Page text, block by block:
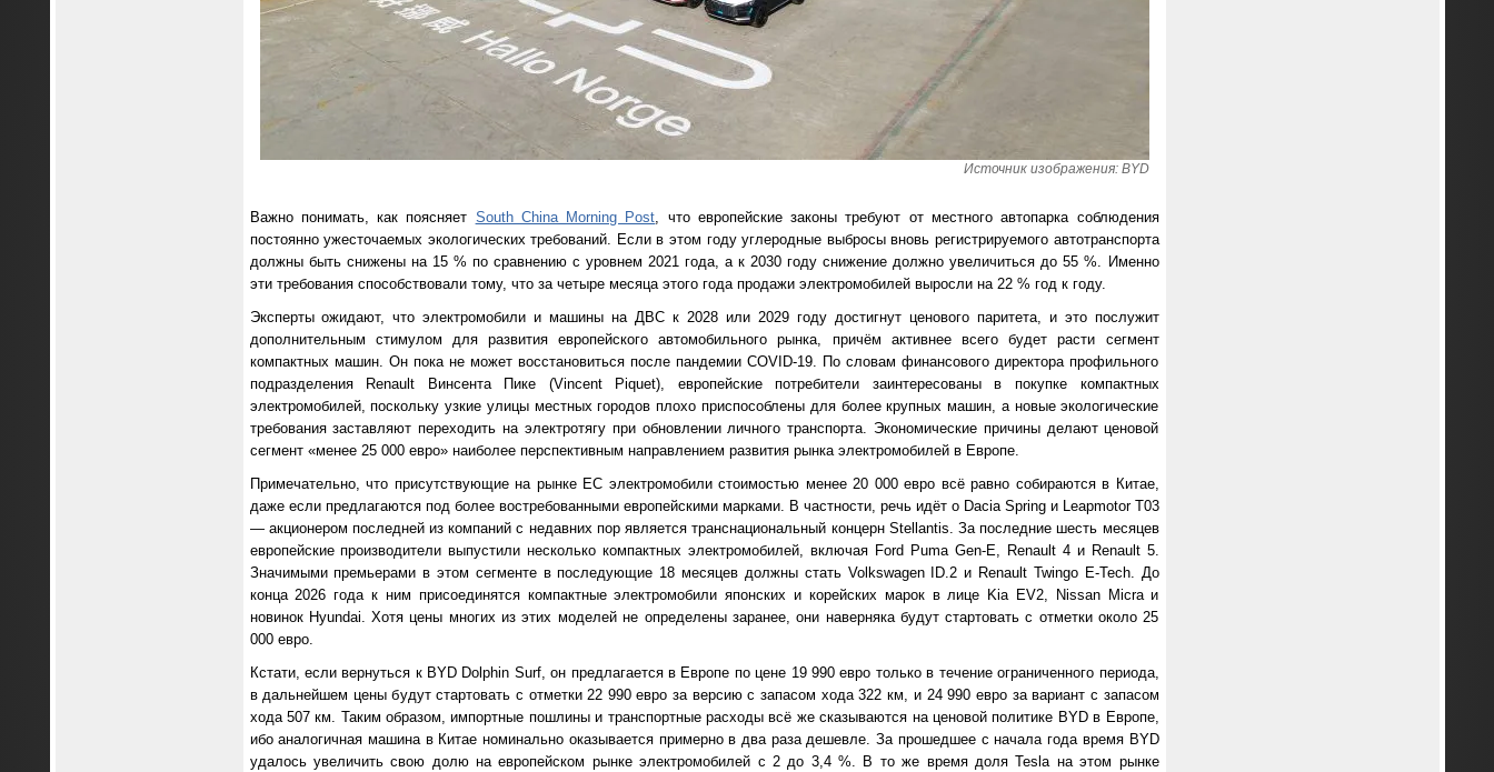
Источник изображения: BYD
Важно понимать, как поясняет South China Morning Post, что европейские законы требуют от местного автопарка соблюдения
постоянно ужесточаемых экологических требований. Если в этом году углеродные выбросы вновь регистрируемого автотранспорта
должны быть снижены на 15 % по сравнению с уровнем 2021 года, а к 2030 году снижение должно увеличиться до 55 %. Именно
эти требования способствовали тому, что за четыре месяца этого года продажи электромобилей выросли на 22 % год к году.
Эксперты ожидают, что электромобили и машины на ДВС к 2028 или 2029 году достигнут ценового паритета, и это послужит
дополнительным стимулом для развития европейского автомобильного рынка, причём активнее всего будет расти сегмент
компактных машин. Он пока не может восстановиться после пандемии COVID-19. По словам финансового директора профильного
подразделения Renault Винсента Пике (Vincent Piquet), европейские потребители заинтересованы в покупке компактных
электромобилей, поскольку узкие улицы местных городов плохо приспособлены для более крупных машин, а новые экологические
требования заставляют переходить на электротягу при обновлении личного транспорта. Экономические причины делают ценовой
сегмент «менее 25 000 евро» наиболее перспективным направлением развития рынка электромобилей в Европе.
Примечательно, что присутствующие на рынке ЕС электромобили стоимостью менее 20 000 евро всё равно собираются в Китае,
даже если предлагаются под более востребованными европейскими марками. В частности, речь идёт о Dacia Spring и Leapmotor T03
— акционером последней из компаний с недавних пор является транснациональный концерн Stellantis. За последние шесть месяцев
европейские производители выпустили несколько компактных электромобилей, включая Ford Puma Gen-E, Renault 4 и Renault 5.
Значимыми премьерами в этом сегменте в последующие 18 месяцев должны стать Volkswagen ID.2 и Renault Twingo E-Tech. До
конца 2026 года к ним присоединятся компактные электромобили японских и корейских марок в лице Kia EV2, Nissan Micra и
новинок Hyundai. Хотя цены многих из этих моделей не определены заранее, они наверняка будут стартовать с отметки около 25
000 евро.
Кстати, если вернуться к BYD Dolphin Surf, он предлагается в Европе по цене 19 990 евро только в течение ограниченного периода,
в дальнейшем цены будут стартовать с отметки 22 990 евро за версию с запасом хода 322 км, и 24 990 евро за вариант с запасом
хода 507 км. Таким образом, импортные пошлины и транспортные расходы всё же сказываются на ценовой политике BYD в Европе,
ибо аналогичная машина в Китае номинально оказывается примерно в два раза дешевле. За прошедшее с начала года время BYD
удалось увеличить свою долю на европейском рынке электромобилей с 2 до 3,4 %. В то же время доля Tesla на этом рынке